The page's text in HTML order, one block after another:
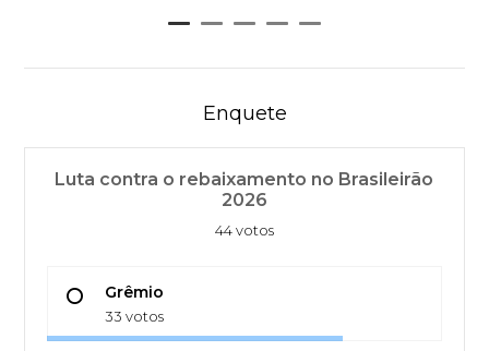
Enquete
Luta contra o rebaixamento no Brasileirão
2026
44 votos
Grêmio
33 votos